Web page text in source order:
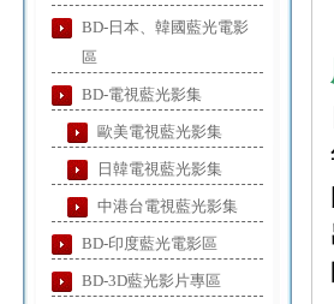
BD-日本、韓國藍光電影
區
BD-電視藍光影集
歐美電視藍光影集
日韓電視藍光影集
中港台電視藍光影集
BD-印度藍光電影區
BD-3D藍光影片專區